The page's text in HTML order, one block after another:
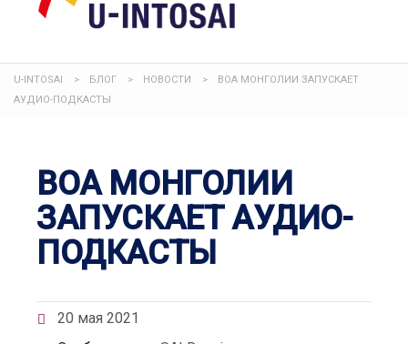
U-INTOSAI > БЛОГ > НОВОСТИ >
ВОА МОНГОЛИИ ЗАПУСКАЕТ
АУДИО-ПОДКАСТЫ
ВОА МОНГОЛИИ
ЗАПУСКАЕТ АУДИО-
ПОДКАСТЫ
20 мая 2021